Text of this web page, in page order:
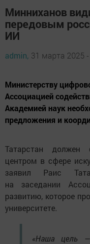
Минниханов
передовым
ИИ
admin, 31 марта 2025
Министерству
Ассоциацией
Академией наук
предложения и
Татарстан должен
центром в сфере
заявил Раис
на заседании
развитию, которое
университете.
«Наша цель —